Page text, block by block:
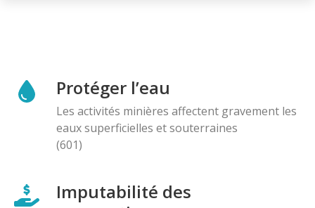
Protéger l’eau
Les activités minières affectent gravement les
eaux superficielles et souterraines
(601)
Imputabilité des